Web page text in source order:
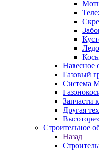
Навесное
Газовый
Система
Запчасти
Другая
Строительное
Назад